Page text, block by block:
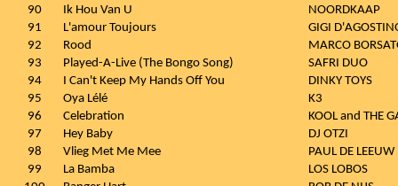
90
Ik Hou Van U
NOORDKAAP
91
L'amour Toujours
GIGI
92
Rood
MARCO
93
Played-A-Live (The Bongo Song)
SAFRI DUO
94
I Can't Keep My Hands Off You
DINKY TOYS
95
Oya Lélé
K3
96
Celebration
KOOL and THE
97
Hey Baby
DJ OTZI
98
Vlieg Met Me Mee
PAUL DE LEEUW
99
La Bamba
LOS LOBOS